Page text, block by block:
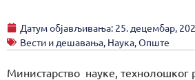
Датум објављивања: 25. децембар,
Вести и дешавања, Наука,Опште
Министарство науке, технолошког